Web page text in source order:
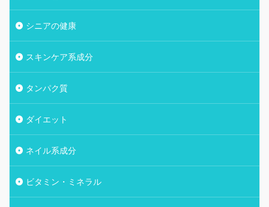
シニアの健康
スキンケア系成分
タンパク質
ダイエット
ネイル系成分
ビタミン・ミネラル